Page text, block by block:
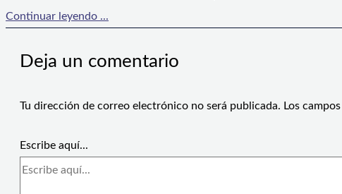
Continuar leyendo ...
Deja un comentario
Tu dirección de correo electrónico no será publicada. Los
Escribe aquí...